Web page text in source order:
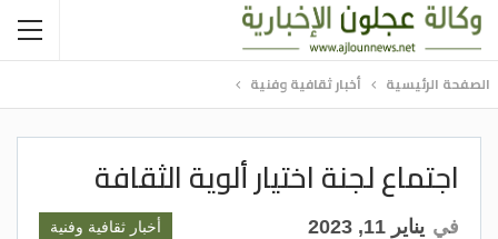
الصفحة الرئيسية أخبار ثقافية وفنية
اجتماع لجنة اختيار ألوية الثقافة
أخبار ثقافية وفنية في يناير 11, 2023